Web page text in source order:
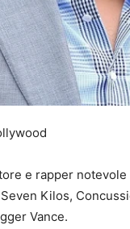
e rapper
Kilos,
Vance.